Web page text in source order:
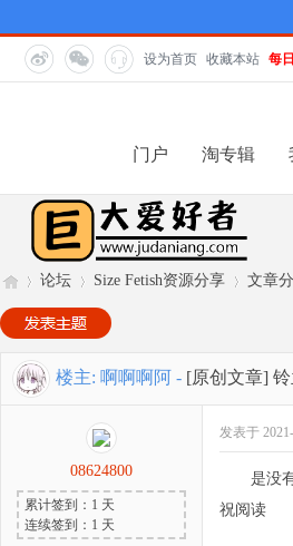
设为首页 收藏本站 每
门户 淘专辑
巨 »
论坛
›
Size Fetish资源分享
›
文章
楼主: 啊啊啊阿 - [原创文章]
08624800
累计签到：1 天
连续签到：1 天
发表于
是没
祝阅读